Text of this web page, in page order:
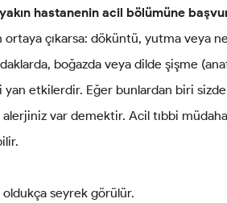
hastanenin acil bölümüne
çıkarsa: döküntü, yutma veya
boğazda veya dilde şişme
yan etkilerdir. Eğer bunlardan biri
alerjiniz var demektir. Acil tıbbi
seyrek görülür.